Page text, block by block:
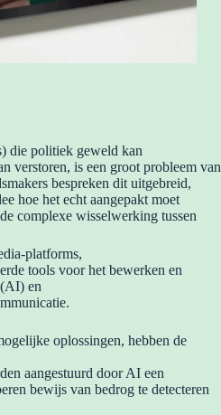
die politiek geweld kan
verstoren, is een groot probleem van
bespreken dit uitgebreid,
hoe het echt aangepakt moet
complexe wisselwerking tussen
platforms,
tools voor het bewerken en
en
oplossingen, hebben de
aangestuurd door AI een
bewijs van bedrog te detecteren